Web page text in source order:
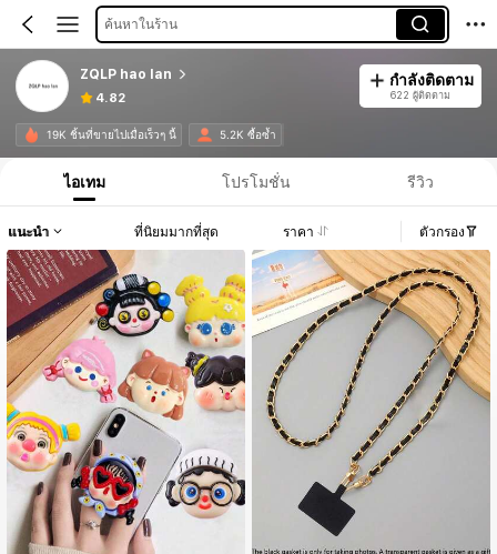
ค้นหาในร้าน
ZQLP hao lan
4.82
กำลังติดตาม
622 ผู้ติดตาม
19K ชิ้นที่ขายไปเมื่อเร็วๆ นี้ 5.2K ซื้อซ้ำ
ไอเทม โปรโมชั่น รีวิว
แนะนำ ที่นิยมมากที่สุด ราคา ตัวกรอง